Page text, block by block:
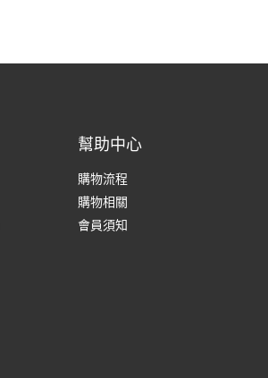
幫助中心
購物流程
購物相關
會員須知